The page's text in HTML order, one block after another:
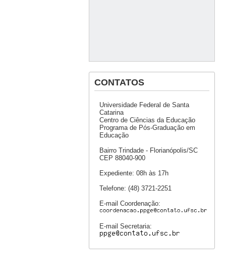
CONTATOS
Universidade Federal de Santa
Catarina
Centro de Ciências da Educação
Programa de Pós-Graduação em
Educação
Bairro Trindade - Florianópolis/SC
CEP 88040-900
Expediente: 08h às 17h
Telefone: (48) 3721-2251
E-mail Coordenação:
E-mail Secretaria: